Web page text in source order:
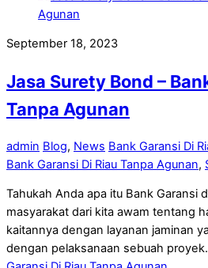
September 18, 2023
Jasa Surety Bond –
Tanpa Agunan
admin Blog, News Bank Garansi Di
Bank Garansi Di Riau Tanpa Agunan,
Tahukah Anda apa itu Bank Garansi
masyarakat dari kita awam tentang
kaitannya dengan layanan jaminan
dengan pelaksanaan sebuah proyek.